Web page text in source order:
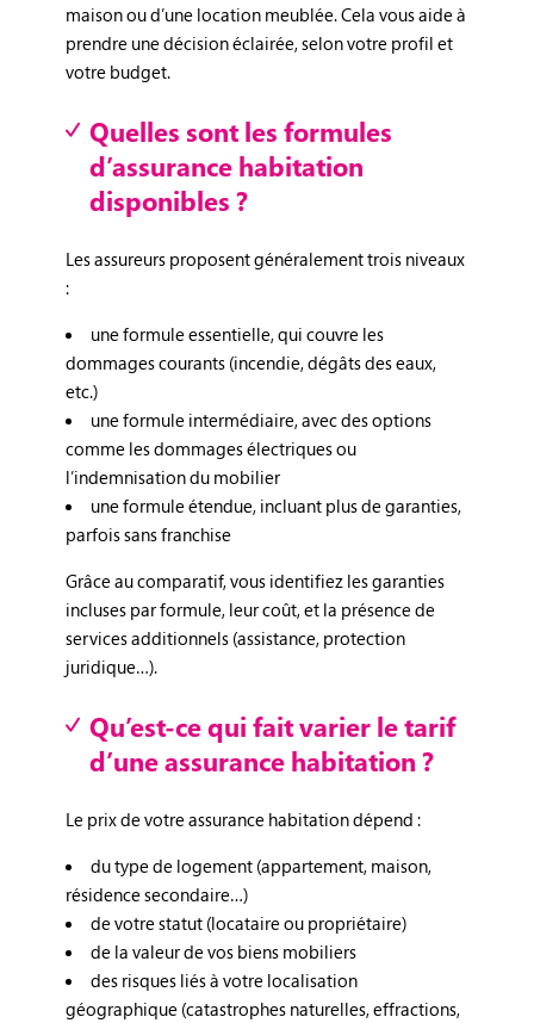
maison ou d’une location meublée. Cela vous aide à
prendre une décision éclairée, selon votre profil et
votre budget.
Quelles sont les formules
d’assurance habitation
disponibles ?
Les assureurs proposent généralement trois niveaux
:
une formule essentielle, qui couvre les
dommages courants (incendie, dégâts des eaux,
etc.)
une formule intermédiaire, avec des options
comme les dommages électriques ou
l’indemnisation du mobilier
une formule étendue, incluant plus de garanties,
parfois sans franchise
Grâce au comparatif, vous identifiez les garanties
incluses par formule, leur coût, et la présence de
services additionnels (assistance, protection
juridique…).
Qu’est-ce qui fait varier le tarif
d’une assurance habitation ?
Le prix de votre assurance habitation dépend :
du type de logement (appartement, maison,
résidence secondaire…)
de votre statut (locataire ou propriétaire)
de la valeur de vos biens mobiliers
des risques liés à votre localisation
géographique (catastrophes naturelles, effractions,